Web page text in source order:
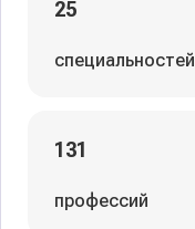
25
специальностей
131
профессий